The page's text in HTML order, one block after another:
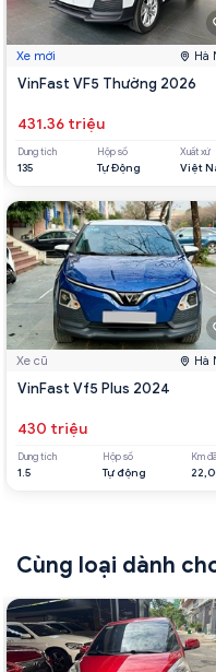
Xe mới Hà
VinFast VF5 Thường 2026
431.36 triệu
Dung tích
135
Hộp số
Tự Động
Xuất xứ
Việt
Xe cũ Hà
VinFast Vf5 Plus 2024
430 triệu
Dung tích
1.5
Hộp số
Tự động
Km
Cùng loại dành